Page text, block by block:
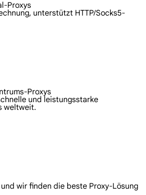
Proxys
unterstützt HTTP/Socks5-
Proxys
und leistungsstarke
weltweit.
wir finden die beste Proxy-Lösung